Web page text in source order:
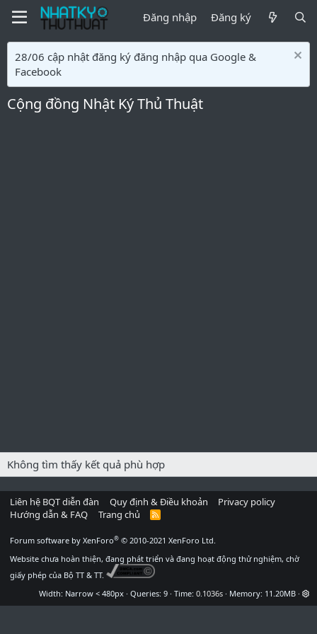
Đăng nhập Đăng ký
28/06 cập nhật đăng ký đăng nhập qua Google &
Facebook
Cộng đồng Nhật Ký Thủ Thuật
Không tìm thấy kết quả phù hợp
Liên hệ BQT diễn đàn Quy định & Điều khoản
Privacy policy
Hướng dẫn & FAQ
Trang chủ
R
Forum software by XenForo® © 2010-2021 XenForo Ltd.
Website chưa hoàn thiện, đang phát triển và đang hoạt động thử nghiệm, chờ
giấy phép của Bộ TT & TT.
Width
Queries 9 Time 0.1036s Memory 11.20MB